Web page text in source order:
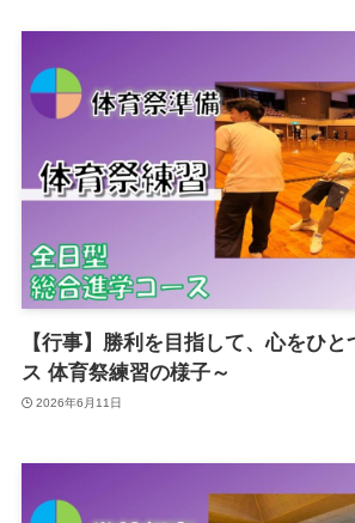
【行事】勝利を目指して、心をひ
ス 体育祭練習の様子～
2026年6月11日